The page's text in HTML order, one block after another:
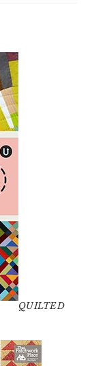
QUILTED